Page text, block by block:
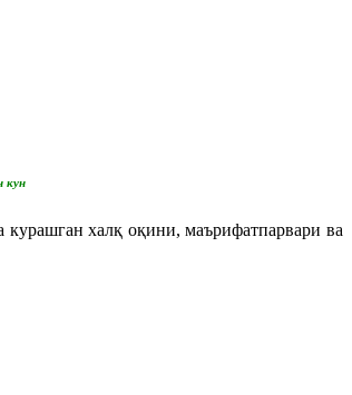
кун
халқ оқини, маърифатпарвари ва